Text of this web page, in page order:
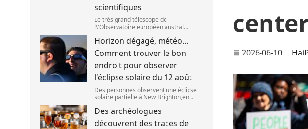
scientifiques
Le très grand télescope de
l\'Observatoire européen austral
preuves que l\'étage supérieur d\'une
fusée de SpaceX s\'est bien écrasé sur
la Lune,le 5 aoû
Horizon dégagé, météo...
Comment trouver le bon
endroit pour observer
l'éclipse solaire du 12 août
Des personnes observent une éclipse
solaire partielle à New Brighton,en
2025. (SANKA VIDANAGAMA )
Des archéologues
découvrent des traces de
2026-06-10